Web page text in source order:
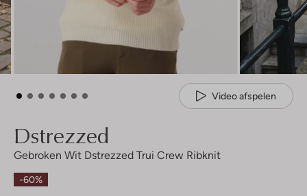
Video afspelen
Dstrezzed
Gebroken Wit Dstrezzed Trui Crew Ribknit
-60%